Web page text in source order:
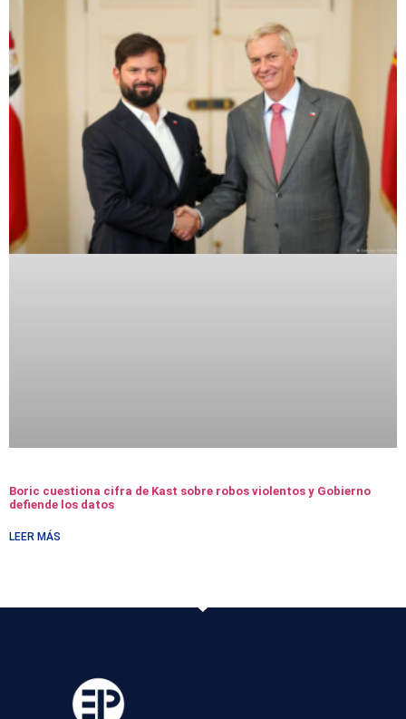
Boric cuestiona cifra de Kast sobre robos violentos y Gobierno
defiende los datos
LEER MÁS